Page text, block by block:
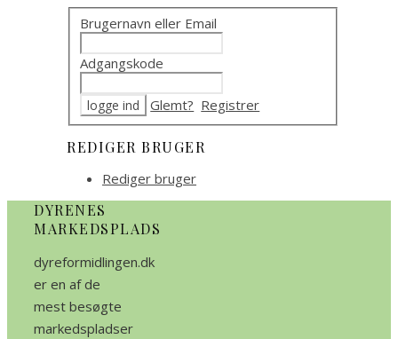
Brugernavn eller Email
Adgangskode
Glemt? Registrer
REDIGER BRUGER
Rediger bruger
DYRENES
MARKEDSPLADS
dyreformidlingen.dk
er en af de
mest besøgte
markedspladser